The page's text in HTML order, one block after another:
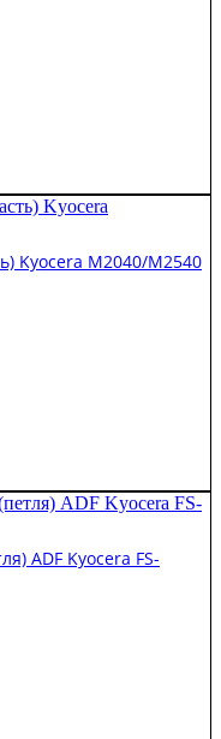
Kyocera M2040/M2540
ADF Kyocera FS-